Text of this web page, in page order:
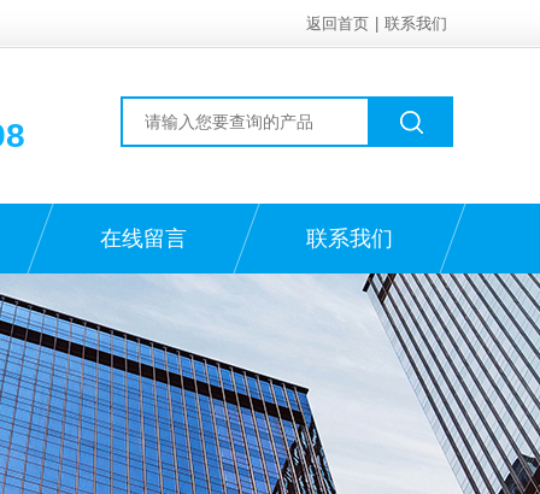
返回首页 联系我们
在线留言 联系我们